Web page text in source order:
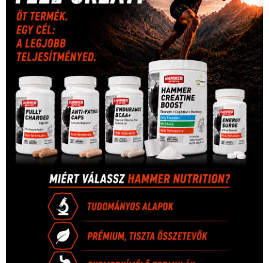
Hirdetés